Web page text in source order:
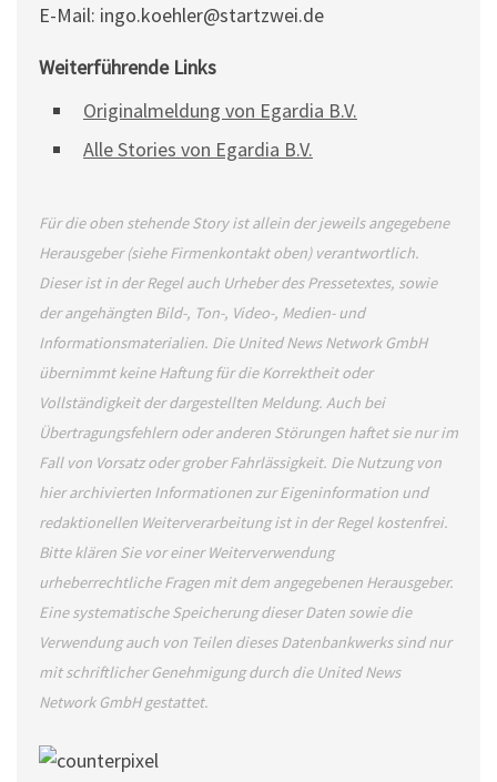
E-Mail: ingo.koehler@startzwei.de
Weiterführende Links
Originalmeldung von Egardia B.V.
Alle Stories von Egardia B.V.
Für die oben stehende Story ist allein der jeweils angegebene
Herausgeber (siehe Firmenkontakt oben) verantwortlich.
Dieser ist in der Regel auch Urheber des Pressetextes, sowie
der angehängten Bild-, Ton-, Video-, Medien- und
Informationsmaterialien. Die United News Network GmbH
übernimmt keine Haftung für die Korrektheit oder
Vollständigkeit der dargestellten Meldung. Auch bei
Übertragungsfehlern oder anderen Störungen haftet sie nur im
Fall von Vorsatz oder grober Fahrlässigkeit. Die Nutzung von
hier archivierten Informationen zur Eigeninformation und
redaktionellen Weiterverarbeitung ist in der Regel kostenfrei.
Bitte klären Sie vor einer Weiterverwendung
urheberrechtliche Fragen mit dem angegebenen Herausgeber.
Eine systematische Speicherung dieser Daten sowie die
Verwendung auch von Teilen dieses Datenbankwerks sind nur
mit schriftlicher Genehmigung durch die United News
Network GmbH gestattet.